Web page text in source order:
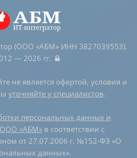
(ООО «АБМ» ИНН 3827039553).
— 2026 гг.
не является офертой, условия и
уточняйте у специалистов.
персональных данных и
«АБМ»в соответствии с
от 27.07.2006 г. №152-ФЗ «О
данных».